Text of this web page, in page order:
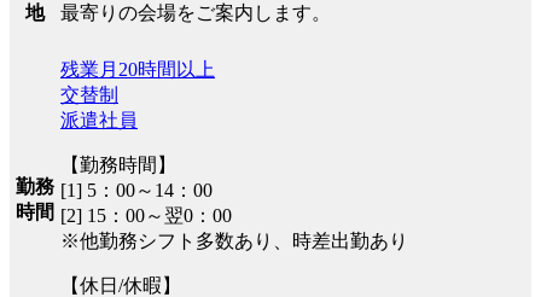
地
最寄りの会場をご案内します。
勤務
時間
残業月20時間以上
交替制
派遣社員
【勤務時間】
[1] 5：00～14：00
[2] 15：00～翌0：00
※他勤務シフト多数あり、時差出勤あり
【休日/休暇】